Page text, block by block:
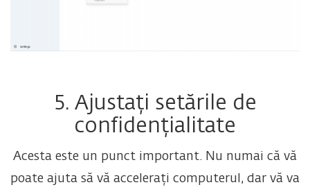
5. Ajustați setările de
confidențialitate
Acesta este un punct important. Nu numai că vă
poate ajuta să vă accelerați computerul, dar vă va